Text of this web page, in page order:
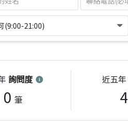
(9:00-21:00)
詢問度
0 筆
近五年
4